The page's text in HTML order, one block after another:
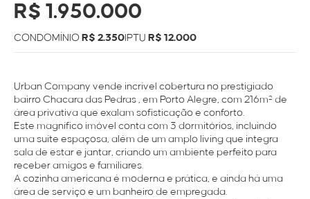
R$ 1.950.000
CONDOMÍNIO R$ 2.350IPTU R$ 12.000
Urban Company vende incrível cobertura no prestigiado
bairro Chacara das Pedras , em Porto Alegre, com 216m² de
área privativa que exalam sofisticação e conforto.
Este magnífico imóvel conta com 3 dormitórios, incluindo
uma suíte espaçosa, além de um amplo living que integra
sala de estar e jantar, criando um ambiente perfeito para
receber amigos e familiares.
A cozinha americana é moderna e prática, e ainda há uma
área de serviço e um banheiro de empregada.